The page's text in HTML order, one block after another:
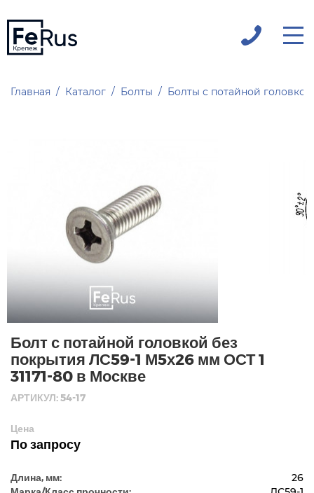
Главная Каталог Болты Болты с потайной головкой
Болт с потайной головкой без
покрытия ЛС59-1 М5х26 мм ОСТ 1
31171-80 в Москве
АРТИКУЛ: 54-17
Цена
По запросу
Длина, мм: 26